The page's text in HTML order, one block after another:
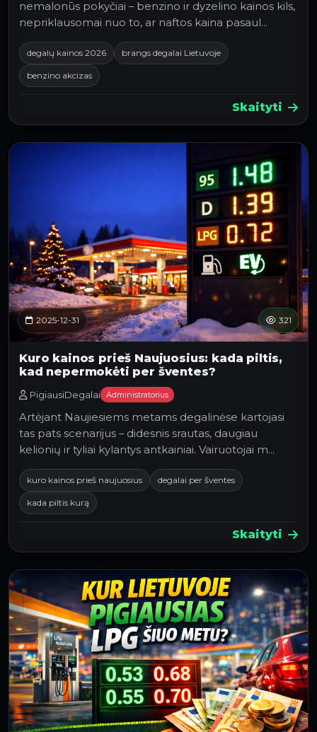
nemalonūs pokyčiai – benzino ir dyzelino kainos kils,
nepriklausomai nuo to, ar naftos kaina pasaul…
degalų kainos 2026 brangs degalai Lietuvoje
benzino akcizas
Skaityti
2025-12-31 321
Kuro kainos prieš Naujuosius: kada piltis,
kad nepermokėti per šventes?
PigiausiDegalai Administratorius
Artėjant Naujiesiems metams degalinėse kartojasi
tas pats scenarijus – didesnis srautas, daugiau
kelionių ir tyliai kylantys antkainiai. Vairuotojai m…
kuro kainos prieš naujuosius degalai per šventes
kada piltis kurą
Skaityti